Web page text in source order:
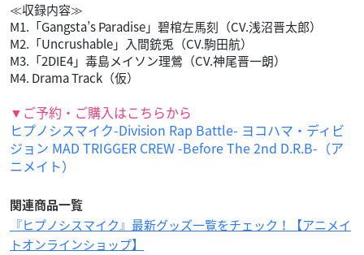
≪収録内容≫
M1.「Gangsta’s Paradise」碧棺左馬刻（CV.浅沼晋太郎）
M2.「Uncrushable」入間銃兎（CV.駒田航）
M3.「2DIE4」毒島メイソン理鶯（CV.神尾晋一朗）
M4. Drama Track（仮）
▼ご予約・ご購入はこちらから
ヒプノシスマイク-Division Rap Battle- ヨコハマ・ディビ
ジョン MAD TRIGGER CREW -Before The 2nd D.R.B-（ア
ニメイト）
関連商品一覧
『ヒプノシスマイク』最新グッズ一覧をチェック！【アニメイ
トオンラインショップ】